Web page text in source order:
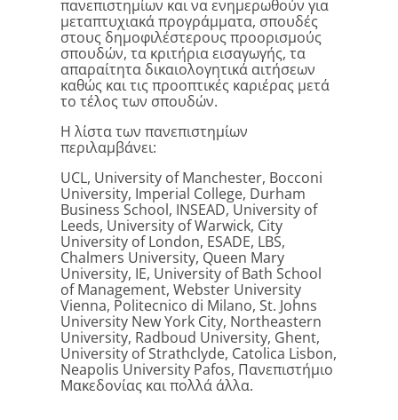
πανεπιστημίων και να ενημερωθούν για
μεταπτυχιακά προγράμματα, σπουδές
στους δημοφιλέστερους προορισμούς
σπουδών, τα κριτήρια εισαγωγής, τα
απαραίτητα δικαιολογητικά αιτήσεων
καθώς και τις προοπτικές καριέρας μετά
το τέλος των σπουδών.
Η λίστα των πανεπιστημίων
περιλαμβάνει:
UCL, University of Manchester, Bocconi
University, Imperial College, Durham
Business School, INSEAD, University of
Leeds, University of Warwick, City
University of London, ESADE, LBS,
Chalmers University, Queen Mary
University, IE, University of Bath School
of Management, Webster University
Vienna, Politecnico di Milano, St. Johns
University New York City, Northeastern
University, Radboud University, Ghent,
University of Strathclyde, Catolica Lisbon,
Neapolis University Pafos, Πανεπιστήμιο
Μακεδονίας και πολλά άλλα.